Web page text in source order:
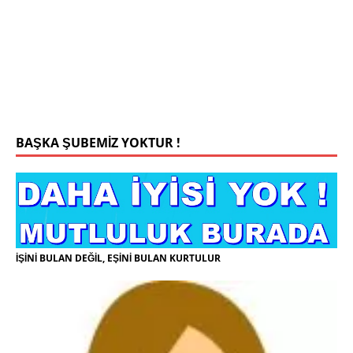
BAŞKA ŞUBEMİZ YOKTUR !
İŞİNİ BULAN DEĞİL, EŞİNİ BULAN KURTULUR